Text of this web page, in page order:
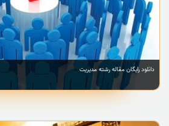
دانلود رایگان مقاله رشته مدیریت